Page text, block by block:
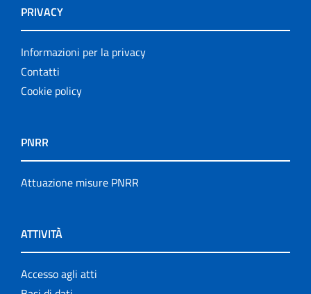
PRIVACY
Informazioni per la privacy
Contatti
Cookie policy
PNRR
Attuazione misure PNRR
ATTIVITÀ
Accesso agli atti